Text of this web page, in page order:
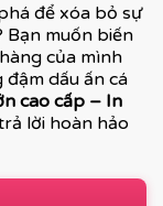
để xóa bỏ sự
muốn biến
của mình
dấu ấn cá
cao cấp – In
lời hoàn hảo